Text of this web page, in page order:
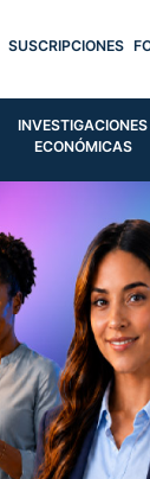
SUSCRIPCIONES
INVESTIGACIONES
ECONÓMICAS